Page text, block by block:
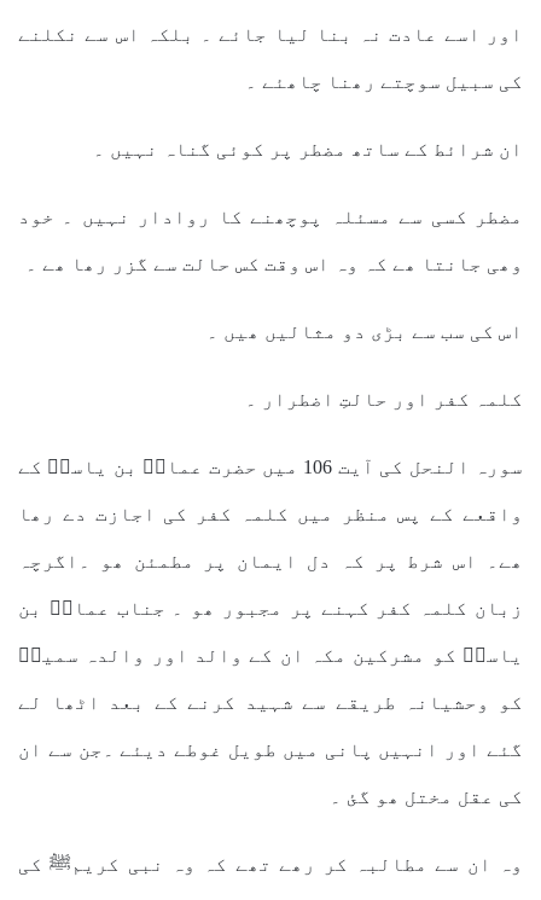
اور اسے عادت نہ بنا لیا جائے ۔ بلکہ اس سے نکلنے
کی سبیل سوچتے رھنا چاھئے ۔
ان شرائط کے ساتھ مضطر پر کوئی گناہ نہیں ۔
مضطر کسی سے مسئلہ پوچھنے کا روادار نہیں ۔ خود
وھی جانتا ھے کہ وہ اس وقت کس حالت سے گزر رھا ھے ۔
اس کی سب سے بڑی دو مثالیں ھیں ۔
کلمہ کفر اور حالتِ اضطرار ۔
سورہ النحل کی آیت 106 میں حضرت عمارؓ بن یاسرؓ کے
واقعے کے پس منظر میں کلمہ کفر کی اجازت دے رھا
ھے۔ اس شرط پر کہ دل ایمان پر مطمئن ھو ۔اگرچہ
زبان کلمہ کفر کہنے پر مجبور ھو ۔ جناب عمارؓ بن
یاسرؓ کو مشرکین مکہ ان کے والد اور والدہ سمیہؓ
کو وحشیانہ طریقے سے شہید کرنے کے بعد اٹھا لے
گئے اور انہیں پانی میں طویل غوطے دیئے ۔جن سے ان
کی عقل مختل ھو گئ ۔
وہ ان سے مطالبہ کر رھے تھے کہ وہ نبی کریمﷺ کی